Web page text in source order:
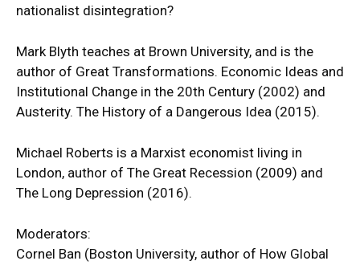
nationalist disintegration?
Mark Blyth teaches at Brown University, and is the
author of Great Transformations. Economic Ideas and
Institutional Change in the 20th Century (2002) and
Austerity. The History of a Dangerous Idea (2015).
Michael Roberts is a Marxist economist living in
London, author of The Great Recession (2009) and
The Long Depression (2016).
Moderators:
Cornel Ban (Boston University, author of How Global